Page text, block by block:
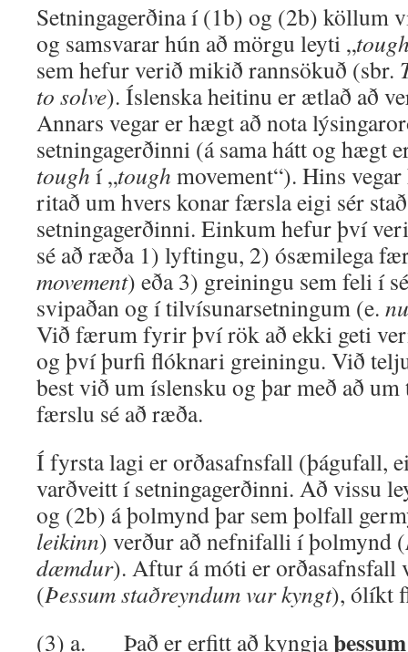
Setningagerðina í (1b) og (2b) köllum
og samsvarar hún að mörgu leyti „
sem hefur verið mikið rannsökuð (sbr.
to solve). Íslenska heitinu er ætlað að
Annars vegar er hægt að nota
setningagerðinni (á sama hátt og hægt
tough í „tough movement“). Hins
ritað um hvers konar færsla eigi sér
setningagerðinni. Einkum hefur því
sé að ræða 1) lyftingu, 2) ósæmilega
movement) eða 3) greiningu sem feli í
svipaðan og í tilvísunar­setningum (e.
Við færum fyrir því rök að ekki geti
og því þurfi flóknari greiningu. Við
best við um íslensku og þar með að
færslu sé að ræða.
Í fyrsta lagi er orðasafnsfall (þágufall,
varðveitt í setningagerðinni. Að vissu
og (2b) á þolmynd þar sem þolfall
leikinn) verður að nefnifalli í þolmynd (
dæmdur). Aftur á móti er orðasafnsfall
(Þessum staðreyndum var kyngt), ólíkt
(3) a. Það er erfitt að kyngja